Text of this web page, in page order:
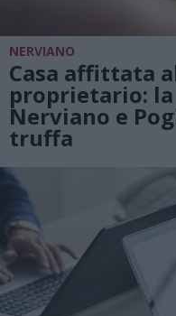
NERVIANO
Casa affittata
proprietario: la
Nerviano e
truffa